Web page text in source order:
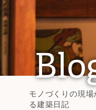
モノづくりの現
る建築日記